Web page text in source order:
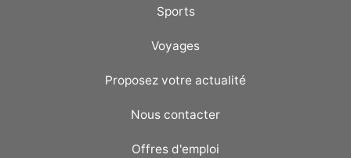
Sports
Voyages
Proposez votre actualité
Nous contacter
Offres d'emploi